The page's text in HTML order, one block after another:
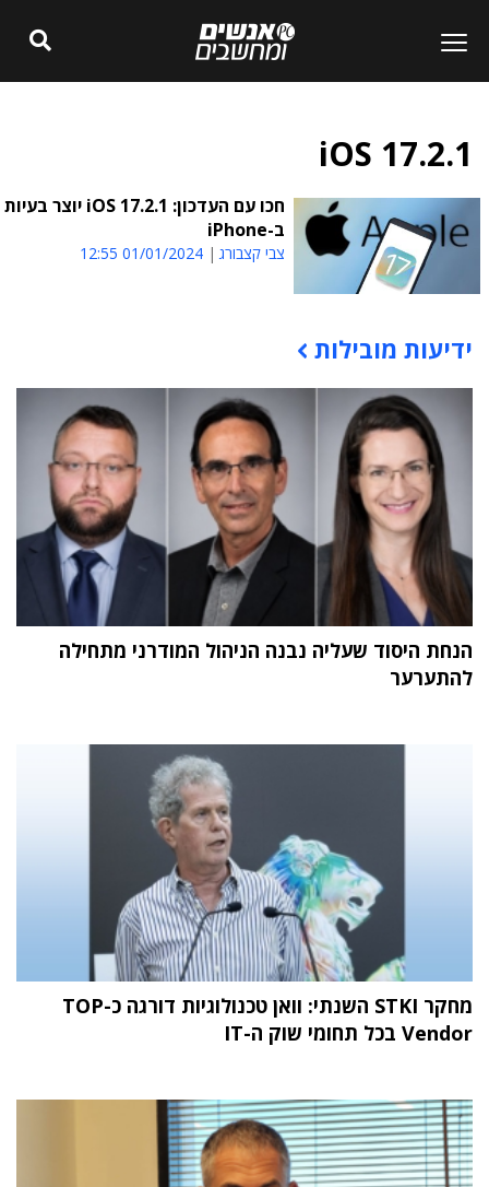
iOS 17.2.1
חכו עם העדכון: iOS 17.2.1 יוצר בעיות
ב-iPhone
צבי קצבורג 01/01/2024 12:55
תוכן פרסומי
ידיעות מובילות
הנחת היסוד שעליה נבנה הניהול המודרני מתחילה
להתערער
מחקר STKI השנתי: וואן טכנולוגיות דורגה כ-TOP
Vendor בכל תחומי שוק ה-IT